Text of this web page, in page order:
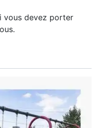
vous devez porter